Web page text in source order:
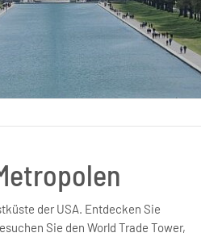
der USA. Entdecken Sie
Sie den World Trade Tower,